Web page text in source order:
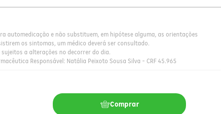
Comprar
automedicação e não substituem, em hipótese alguma, as orientações
os sintomas, um médico deverá ser consultado.
a alterações no decorrer do dia.
Responsável: Natália Peixoto Sousa Silva - CRF 45.965